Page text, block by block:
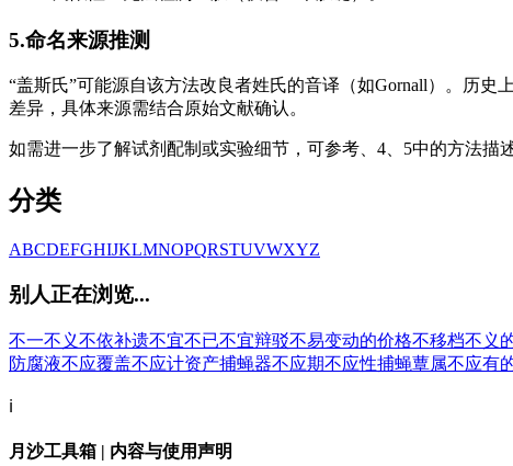
5.命名来源推测
“盖斯氏”可能源自该方法改良者姓氏的音译（如Gornall）。历
差异，具体来源需结合原始文献确认。
如需进一步了解试剂配制或实验细节，可参考、4、5中的方法描述
分类
ABCDEFGHIJKLMNOPQRSTUVWXYZ
别人正在浏览...
不一不义不依补遗不宜不已不宜辩驳不易变动的价格不移档不义
防腐液不应覆盖不应计资产捕蝇器不应期不应性捕蝇蕈属不应有
ℹ️
月沙工具箱 | 内容与使用声明